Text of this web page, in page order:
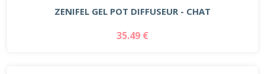
ZENIFEL GEL POT DIFFUSEUR - CHAT
35.49 €